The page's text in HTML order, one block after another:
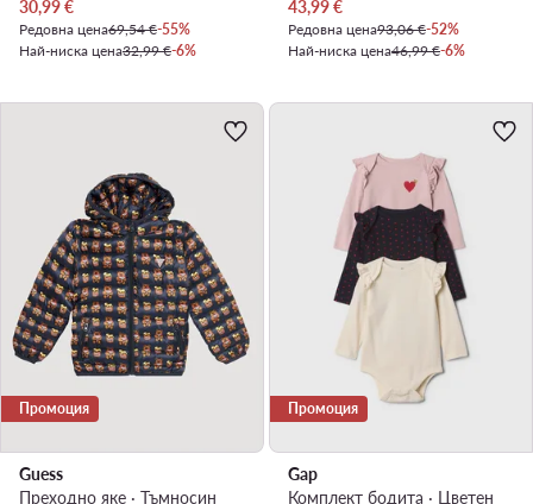
Актуална цена
30,99€
Редовна цена69,54 €-55%
Най-ниска цена32,99 €-6%
Актуална цена
43,99€
Редовна цена93,06 €-52%
Най-ниска цена46,99 €-6%
Промоция
Guess
Преходно яке · Тъмносин
Промоция
Gap
Комплект бодита · Цветен